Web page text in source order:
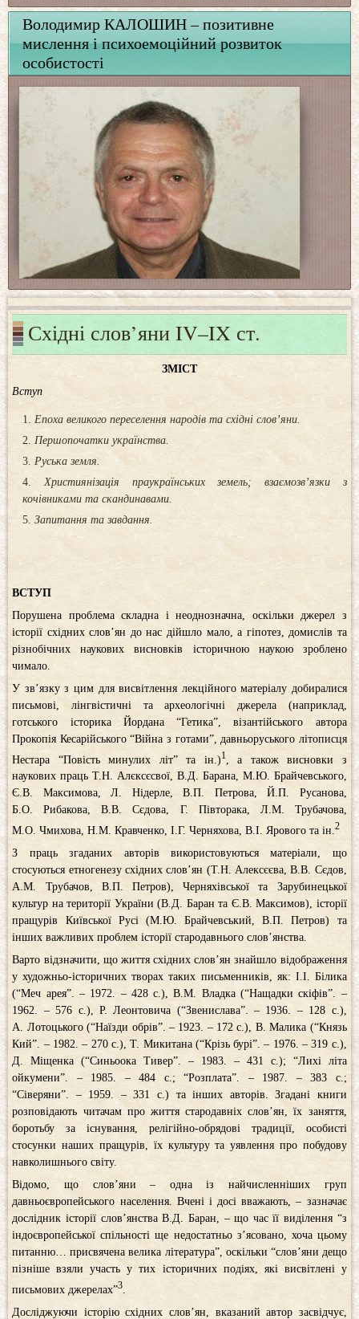
Володимир КАЛОШИН – позитивне
мислення і психоемоційний розвиток
особистості
Східні слов’яни IV–IX ст.
ЗМІСТ
Вступ
Епоха великого переселення народів та східні слов’яни.
Першопочатки українства.
Руська земля.
Християнізація праукраїнських земель; взаємозв’язки з
кочівниками та скандинавами.
Запитання та завдання.
ВСТУП
Порушена проблема складна і неоднозначна, оскільки джерел з
історії східних слов’ян до нас дійшло мало, а гіпотез, домислів та
різнобічних наукових висновків історичною наукою зроблено
чимало.
У зв’язку з цим для висвітлення лекційного матеріалу добиралися
письмові, лінгвістичні та археологічні джерела (наприклад,
готського історика Йордана “Гетика”, візантійського автора
Прокопія Кесарійського “Війна з готами”, давньоруського літописця
Нестара “Повість минулих літ” та ін.)1, а також висновки з
наукових праць Т.Н. Алєксєсвої, В.Д. Барана, М.Ю. Брайчевського,
Є.В. Максимова, Л. Нідерле, В.П. Петрова, Й.П. Русанова,
Б.О. Рибакова, В.В. Сєдова, Г. Півторака, Л.М. Трубачова,
М.О. Чмихова, Н.М. Кравченко, І.Г. Черняхова, В.І. Ярового та ін.2
З праць згаданих авторів використовуються матеріали, що
стосуються етногенезу східних слов’ян (Т.Н. Алексєєва, В.В. Сєдов,
А.М. Трубачов, В.П. Петров), Черняхівської та Зарубинецької
культур на території України (В.Д. Баран та Є.В. Максимов), історії
пращурів Київської Русі (М.Ю. Брайчевський, В.П. Петров) та
інших важливих проблем історії стародавнього слов’янства.
Варто відзначити, що життя східних слов’ян знайшло відображення
у художньо-історичних творах таких письменників, як: І.І. Білика
(“Меч арея”. – 1972. – 428 с.), В.М. Владка (“Нащадки скіфів”. –
1962. – 576 с.), Р. Леонтовича (“Звенислава”. – 1936. – 128 с.),
А. Лотоцького (“Наїзди обрів”. – 1923. – 172 с.), В. Малика (“Князь
Кий”. – 1982. – 270 с.), Т. Микитана (“Крізь бурі”. – 1976. – 319 с.),
Д. Міщенка (“Синьоока Тивер”. – 1983. – 431 с.); “Лихі літа
ойкумени”. – 1985. – 484 с.; “Розплата”. – 1987. – 383 с.;
“Сіверяни”. – 1959. – 331 с.) та інших авторів. Згадані книги
розповідають читачам про життя стародавніх слов’ян, їх заняття,
боротьбу за існування, релігійно-обрядові традиції, особисті
стосунки наших пращурів, їх культуру та уявлення про побудову
навколишнього світу.
Відомо, що слов’яни – одна із найчисленніших груп
давньоєвропейського населення. Вчені і досі вважають, – зазначає
дослідник історії слов’янства В.Д. Баран, – що час її виділення “з
індоєвропейської спільності ще недостатньо з’ясовано, хоча цьому
питанню… присвячена велика література”, оскільки “слов’яни дещо
пізніше взяли участь у тих історичних подіях, які висвітлені у
письмових джерелах”3
Досліджуючи історію східних слов’ян, вказаний автор засвідчує,